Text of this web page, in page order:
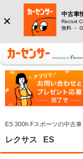
中古車
Recruit
無料 －
ES 300h Fスポーツの中古
レクサス ES